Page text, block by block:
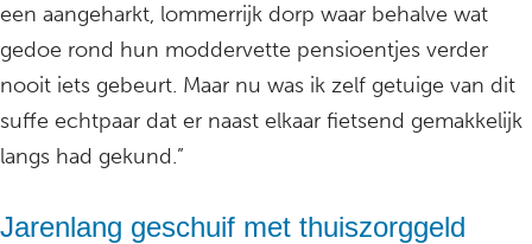
een aangeharkt, lommerrijk dorp waar behalve wat
gedoe rond hun moddervette pensioentjes verder
nooit iets gebeurt. Maar nu was ik zelf getuige van dit
suffe echtpaar dat er naast elkaar fietsend gemakkelijk
langs had gekund.”
Jarenlang geschuif met thuiszorggeld